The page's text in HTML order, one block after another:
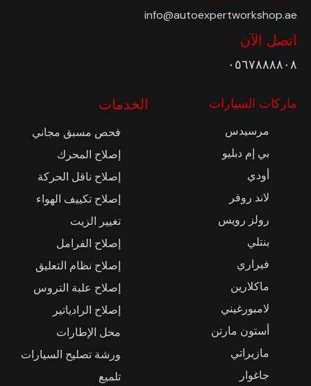
info@autoexpertworkshop.ae
اتصل الآن
٠٥٦٧٨٨٨٨٠٨
ماركات السيارات
مرسيدس
بي إم دبليو
أودي
لاند روفر
رولز رويس
بنتلي
فيراري
ماكلارين
لامبورغيني
أستون مارتن
مازيراتي
جاغوار
الخدمات
فحص مسبق مجاني
إصلاح المحرك
إصلاح ناقل الحركة
إصلاح تكييف الهواء
تغيير الزيت
إصلاح الفرامل
إصلاح نظام التعليق
إصلاح علبة التروس
إصلاح الرادياتير
محل الإطارات
ورشة تصليح السيارات
تلميع